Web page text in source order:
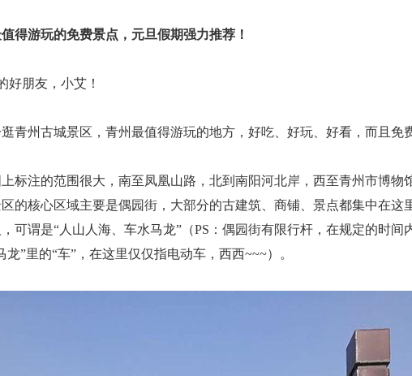
得游玩的免费景点，元旦假期强力推荐！
好朋友，小艾！
青州古城景区，青州最值得游玩的地方，好吃、好玩、好看，而且免
标注的范围很大，南至凤凰山路，北到南阳河北岸，西至青州市博物
的核心区域主要是偶园街，大部分的古建筑、商铺、景点都集中在这
可谓是“人山人海、车水马龙”（PS：偶园街有限行杆，在规定的时间
”里的“车”，在这里仅仅指电动车，西西~~~）。